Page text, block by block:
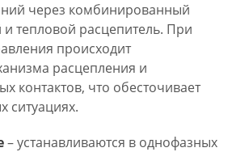
через комбинированный
тепловой расцепитель. При
происходит
расцепления и
контактов, что обесточивает
ситуациях.
– устанавливаются в однофазных